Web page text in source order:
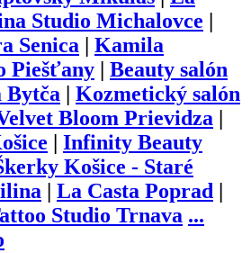
Studio Michalovce
Senica
Kamila
Piešťany
Beauty salón
Bytča
Kozmetický salón
Bloom Prievidza
Infinity Beauty
Košice - Staré
La Casta Poprad
Studio Trnava ...